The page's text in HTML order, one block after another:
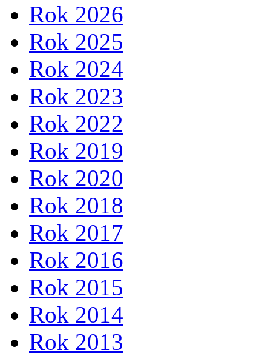
Rok 2026
Rok 2025
Rok 2024
Rok 2023
Rok 2022
Rok 2019
Rok 2020
Rok 2018
Rok 2017
Rok 2016
Rok 2015
Rok 2014
Rok 2013